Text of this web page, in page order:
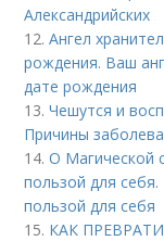
Александрийских
12.Ангел
рождения. Ваш
дате рождения
13.Чешутся и
Причины
14.О Магической
пользой для
пользой для себя
15. КАК